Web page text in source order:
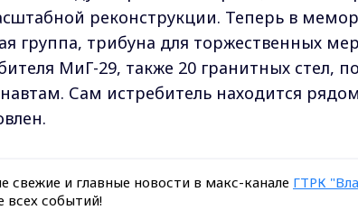
реконструкции. Теперь в
группа, трибуна для торжественных
МиГ-29, также 20 гранитных стел,
Сам истребитель находится
свежие и главные новости в макс-канале ГТРК
всех событий!